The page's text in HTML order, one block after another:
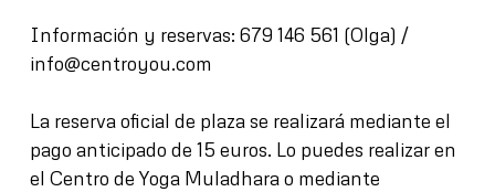
Información y reservas: 679 146 561 (Olga) /
info@centroyou.com
La reserva oficial de plaza se realizará mediante el
pago anticipado de 15 euros. Lo puedes realizar en
el Centro de Yoga Muladhara o mediante